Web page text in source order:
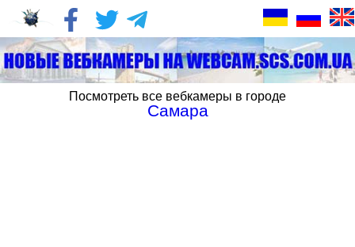
Посмотреть все вебкамеры в городе
Самара